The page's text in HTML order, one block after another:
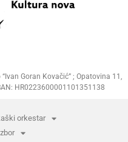
Goran Kovačić” ; Opatovina 11,
HR0223600001101351138
orkestar